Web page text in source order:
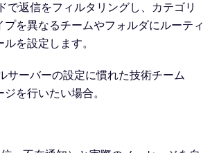
で返信をフィルタリングし、カテゴリ
プを異なるチームやフォルダにルーティ
を設定します。
サーバーの設定に慣れた技術チーム
を行いたい場合。